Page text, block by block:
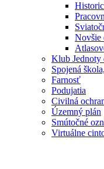
Novšie
Klub Jednoty
Spojená
Farnosť
Podujatia
Civilná
Územný plán
Smútočné
Virtuálne